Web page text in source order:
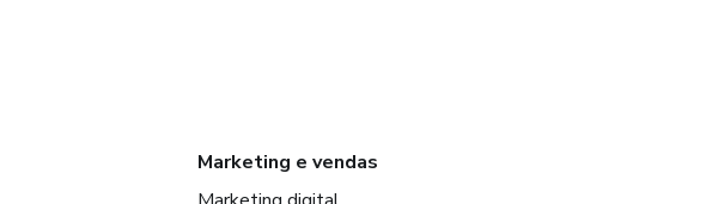
Marketing e vendas